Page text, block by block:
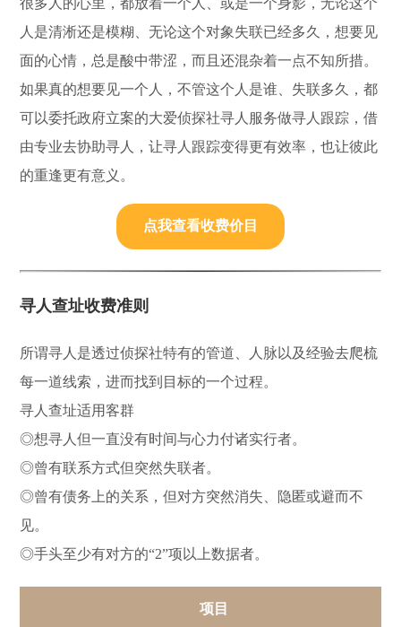
人是清淅还是模糊、无论这个对象失联已经多久，想要见
面的心情，总是酸中带涩，而且还混杂着一点不知所措。
如果真的想要见一个人，不管这个人是谁、失联多久，都
可以委托政府立案的大爱侦探社寻人服务做寻人跟踪，借
由专业去协助寻人，让寻人跟踪变得更有效率，也让彼此
的重逢更有意义。
点我查看收费价目
寻人查址收费准则
所谓寻人是透过侦探社特有的管道、人脉以及经验去爬梳
每一道线索，进而找到目标的一个过程。
寻人查址适用客群
◎想寻人但一直没有时间与心力付诸实行者。
◎曾有联系方式但突然失联者。
◎曾有债务上的关系，但对方突然消失、隐匿或避而不
见。
◎手头至少有对方的“2”项以上数据者。
项目